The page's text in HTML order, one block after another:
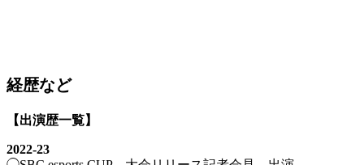
経歴など
【出演歴一覧】
2022-23